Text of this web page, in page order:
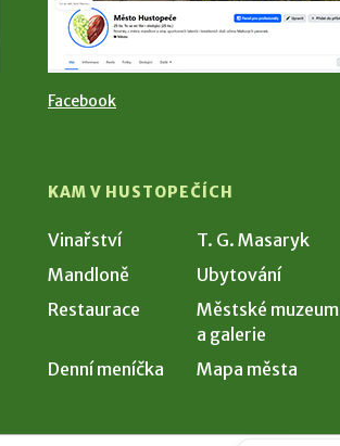
Facebook
KAM V HUSTOPEČÍCH
Vinařství
T. G. Masaryk
Mandloně
Ubytování
Restaurace
Městské muzeum
a galerie
Denní meníčka
Mapa města